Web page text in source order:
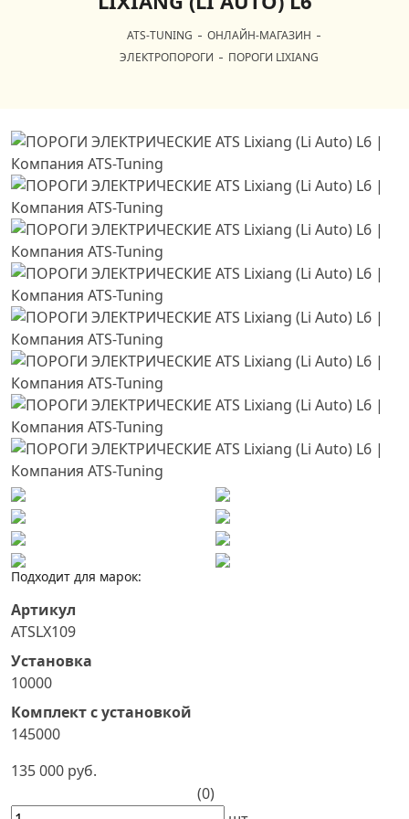
ATS-TUNING
ОНЛАЙН-МАГАЗИН
ЭЛЕКТРОПОРОГИ
ПОРОГИ LIXIANG
Подходит для марок:
Артикул
ATSLX109
Установка
10000
Комплект с установкой
145000
135 000 руб.
(0)